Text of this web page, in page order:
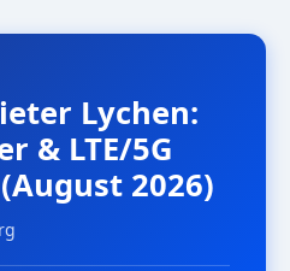
Lychen:
& LTE/5G
2026)